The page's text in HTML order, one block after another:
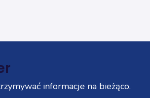
informacje na bieżąco.